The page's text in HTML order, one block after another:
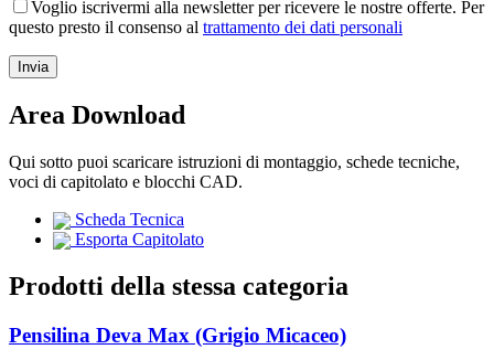
Voglio iscrivermi alla newsletter per ricevere le nostre offerte. Per
questo presto il consenso al trattamento dei dati personali
Area Download
Qui sotto puoi scaricare istruzioni di montaggio, schede tecniche,
voci di capitolato e blocchi CAD.
Scheda Tecnica
Esporta Capitolato
Prodotti della stessa categoria
Pensilina Deva Max (Grigio Micaceo)